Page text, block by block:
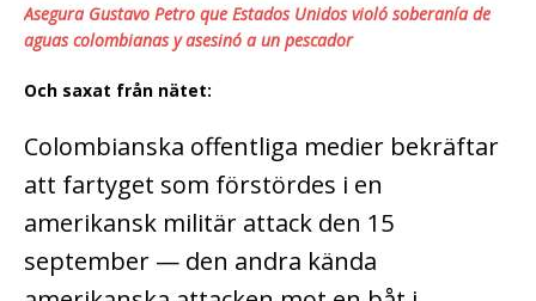
Asegura Gustavo Petro que Estados Unidos violó soberanía de
aguas colombianas y asesinó a un pescador
Och saxat från nätet:
Colombianska offentliga medier bekräftar
att fartyget som förstördes i en
amerikansk militär attack den 15
september — den andra kända